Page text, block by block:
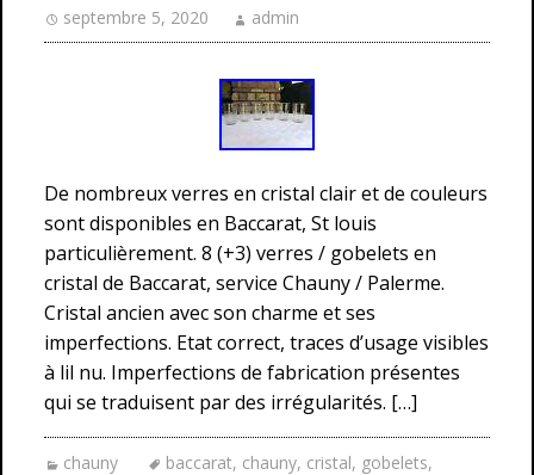
septembre 5, 2020 admin
De nombreux verres en cristal clair et de couleurs
sont disponibles en Baccarat, St louis
particulièrement. 8 (+3) verres / gobelets en
cristal de Baccarat, service Chauny / Palerme.
Cristal ancien avec son charme et ses
imperfections. Etat correct, traces d’usage visibles
à lil nu. Imperfections de fabrication présentes
qui se traduisent par des irrégularités. […]
chauny baccarat, chauny, cristal, gobelets,